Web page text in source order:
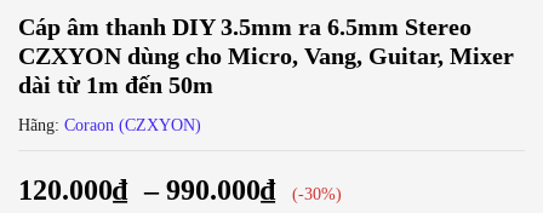
Cáp âm thanh DIY 3.5mm ra 6.5mm Stereo
CZXYON dùng cho Micro, Vang, Guitar, Mixer
dài từ 1m đến 50m
Hãng: Coraon (CZXYON)
120.000₫ –990.000₫ (-30%)